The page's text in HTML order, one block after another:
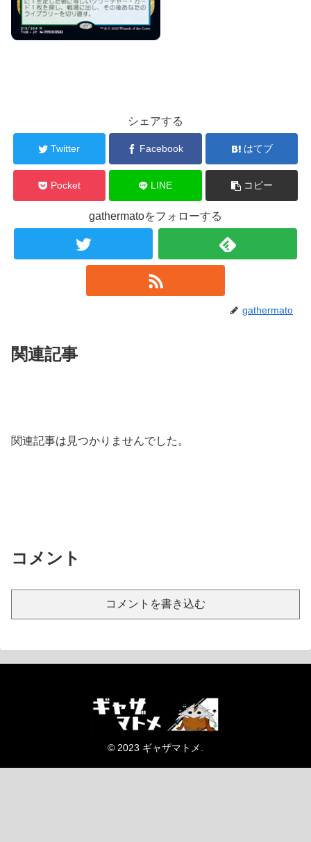
シェアする
Twitter Facebook はてブ
Pocket LINE コピー
gathermatoをフォローする
gathermato
関連記事
関連記事は見つかりませんでした。
コメント
コメントを書き込む
© 2023 ギャザマトメ.